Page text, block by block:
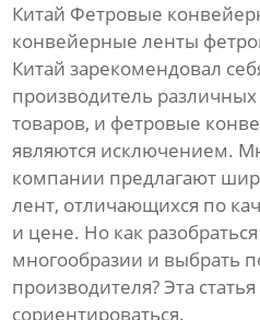
Китай Фетровые
конвейерные ленты
Китай зарекомендовал
производитель
товаров, и фетровые
являются исключением.
компании предлагают
лент, отличающихся по
и цене. Но как
многообразии и выбрать
производителя? Эта
сориентироваться.